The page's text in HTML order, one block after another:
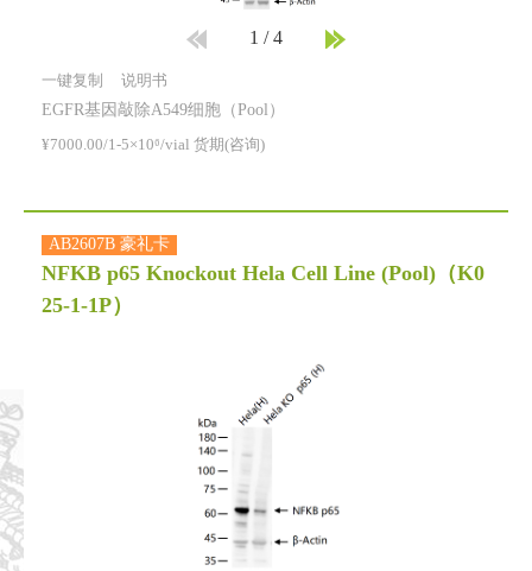
1 /4
一键复制 说明书
EGFR基因敲除A549细胞（Pool）
¥7000.00/1-5×10⁶/vial 货期(咨询)
AB2607B 豪礼卡
NFKB p65 Knockout Hela Cell Line (Pool) （K0
25-1-1P）